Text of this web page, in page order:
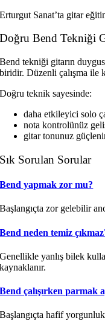
Erturgut Sanat’ta gitar
Doğru Bend Tekniği
Bend tekniği gitarın
biridir. Düzenli çalışma ile
Doğru teknik sayesinde:
daha etkileyici solo
nota kontrolünüz
gitar tonunuz
Sık Sorulan Sorular
Bend yapmak zor mu?
Başlangıçta zor gelebilir
Bend neden temiz
Genellikle yanlış bilek
kaynaklanır.
Bend çalışırken parmak
Başlangıçta hafif